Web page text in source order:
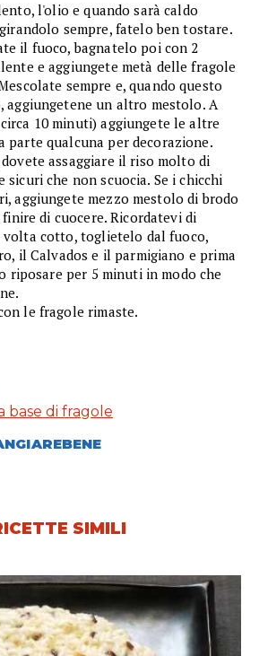
l'olio e quando sarà caldo
sempre, fatelo ben tostare.
il fuoco, bagnatelo poi con 2
e aggiungete metà delle fragole
sempre e, quando questo
aggiungetene un altro mestolo. A
10 minuti) aggiungete le altre
parte qualcuna per decorazione.
assaggiare il riso molto di
sicuri che non scuocia. Se i chicchi
aggiungete mezzo mestolo di brodo
di cuocere. Ricordatevi di
volta cotto, toglietelo dal fuoco,
il Calvados e il parmigiano e prima
riposare per 5 minuti in modo che
le fragole rimaste.
base di fragole
SIMILI